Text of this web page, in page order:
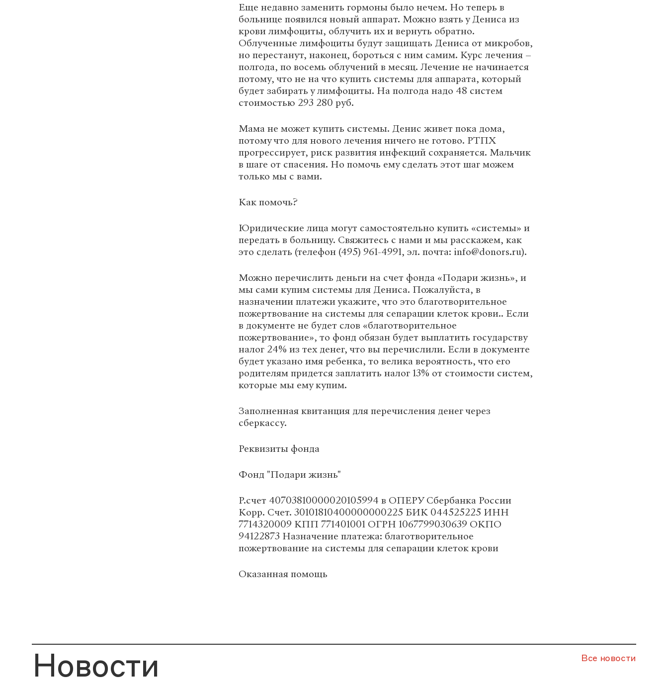
Еще недавно заменить гормоны было нечем. Но теперь в
больнице появился новый аппарат. Можно взять у Дениса из
крови лимфоциты, облучить их и вернуть обратно.
Облученные лимфоциты будут защищать Дениса от микробов,
но перестанут, наконец, бороться с ним самим. Курс лечения –
полгода, по восемь облучений в месяц. Лечение не начинается
потому, что не на что купить системы для аппарата, который
будет забирать у лимфоциты. На полгода надо 48 систем
стоимостью 293 280 руб.
Мама не может купить системы. Денис живет пока дома,
потому что для нового лечения ничего не готово. РТПХ
прогрессирует, риск развития инфекций сохраняется. Мальчик
в шаге от спасения. Но помочь ему сделать этот шаг можем
только мы с вами.
Как помочь?
Юридические лица могут самостоятельно купить «системы» и
передать в больницу. Свяжитесь с нами и мы расскажем, как
это сделать (телефон (495) 961-4991, эл. почта: info@donors.ru).
Можно перечислить деньги на счет фонда «Подари жизнь», и
мы сами купим системы для Дениса. Пожалуйста, в
назначении платежи укажите, что это благотворительное
пожертвование на системы для сепарации клеток крови.. Если
в документе не будет слов «благотворительное
пожертвование», то фонд обязан будет выплатить государству
налог 24% из тех денег, что вы перечислили. Если в документе
будет указано имя ребенка, то велика вероятность, что его
родителям придется заплатить налог 13% от стоимости систем,
которые мы ему купим.
Заполненная квитанция для перечисления денег через
сберкассу.
Реквизиты фонда
Фонд "Подари жизнь"
Р.счет 40703810000020105994 в ОПЕРУ Сбербанка России
Корр. Счет. 30101810400000000225 БИК 044525225 ИНН
7714320009 КПП 771401001 ОГРН 1067799030639 ОКПО
94122873 Назначение платежа: благотворительное
пожертвование на системы для сепарации клеток крови
Оказанная помощь
Новости Все новости